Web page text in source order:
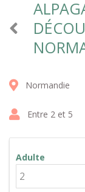
Normandie
Entre 2 et 5
Adulte